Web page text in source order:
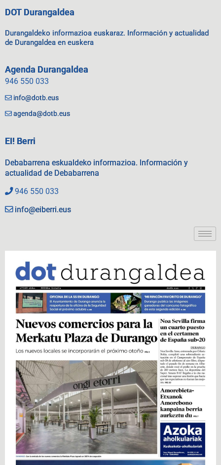
DOT Durangaldea
Durangaldeko informazioa euskaraz. Información y actualidad
de Durangaldea en euskera
Agenda Durangaldea
946 550 033
info@dotb.eus
agenda@dotb.eus
EI! Berri
Debabarrena eskualdeko informazioa. Información y
actualidad de Debabarrena
946 550 033
info@eiberri.eus